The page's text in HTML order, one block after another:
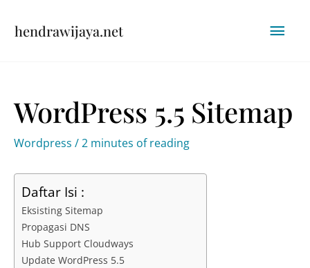
hendrawijaya.net
WordPress 5.5 Sitemap
Wordpress /2 minutes of reading
Daftar Isi :
Eksisting Sitemap
Propagasi DNS
Hub Support Cloudways
Update WordPress 5.5